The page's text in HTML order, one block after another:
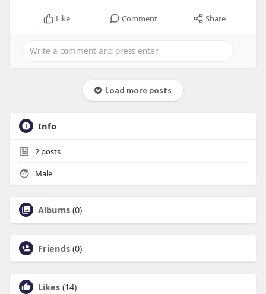
Like Comment Share
Load more posts
Info
2posts
Male
Albums (0)
Friends (0)
Likes (14)